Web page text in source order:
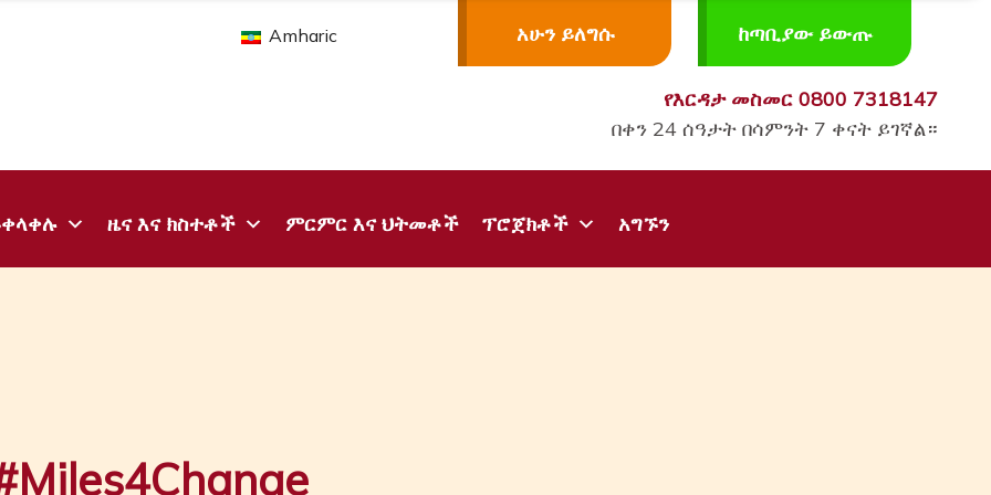
Amharic አሁን ይለግሱ ከጣቢያው ይውጡ
የእርዳታ መስመር 0800 7318147
በቀን 24 ሰዓታት በሳምንት 7 ቀናት ይገኛል።
ዜና እና ክስተቶች ምርምር እና ህትመቶች ፕሮጀክቶች አግኙን